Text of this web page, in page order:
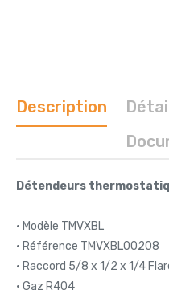
Description
Détendeurs
• Modèle TMVXBL
• Référence TMVXBL00208
• Raccord 5/8 x 1/2 x 1/4
• Gaz R404